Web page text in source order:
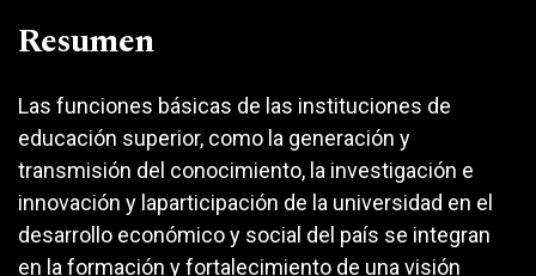
Resumen
Las funciones básicas de las instituciones de
educación superior, como la generación y
transmisión del conocimiento, la investigación e
innovación y laparticipación de la universidad en el
desarrollo económico y social del país se integran
en la formación y fortalecimiento de una visión